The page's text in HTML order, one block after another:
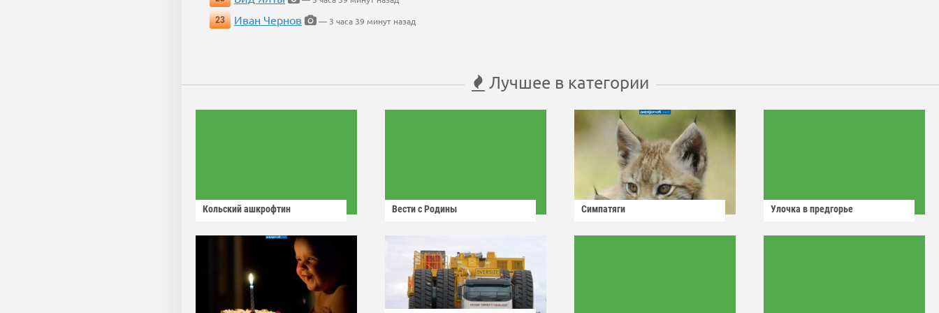
23
Иван Чернов — 3 часа 39 минут назад
Лучшее в категории
Кольский ашкрофтин Вести с Родины Симпатяги Улочка в предгорье